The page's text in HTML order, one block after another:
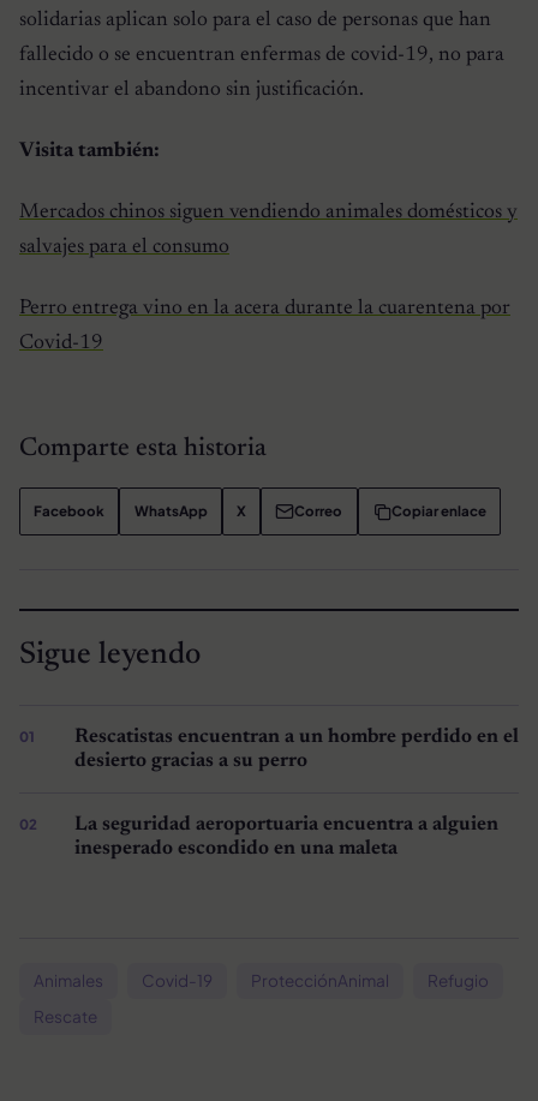
solidarias aplican solo para el caso de personas que han
fallecido o se encuentran enfermas de covid-19, no para
incentivar el abandono sin justificación.
Visita también:
Mercados chinos siguen vendiendo animales domésticos y
salvajes para el consumo
Perro entrega vino en la acera durante la cuarentena por
Covid-19
Comparte esta historia
Facebook WhatsApp X Correo Copiar enlace
Sigue leyendo
Rescatistas encuentran a un hombre perdido en el
desierto gracias a su perro
La seguridad aeroportuaria encuentra a alguien
inesperado escondido en una maleta
Animales Covid-19 ProtecciónAnimal
Refugio
Rescate